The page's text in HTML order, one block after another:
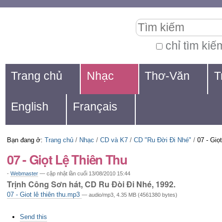
dung.
đến
mục
định
hướng
cá
nhân
chỉ tìm
kiếm
Navigation
Trang chủ Nhạc Thơ-Văn
English Français
Bạn đang ở: Trang chủ / Nhạc / CD và K7 / CD "Ru Đời Đi Nhé" / 07 -
07 - Giọt Lệ Thiên Thu
- Webmaster — cập nhật lần cuối 13/08/2010 15:44
Trịnh Công Sơn hát, CD Ru Đòi Đi Nhé, 1992.
07 - Giot lê thiên thu.mp3 — audio/mp3, 4.35 MB (4561380 bytes)
thao
Send this